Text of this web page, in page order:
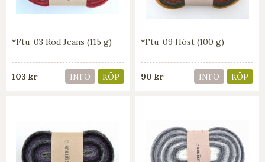
*Ftu-03 Röd Jeans (115 g)
103 kr INFO KÖP
*Ftu-09 Höst (100 g)
90 kr INFO KÖP